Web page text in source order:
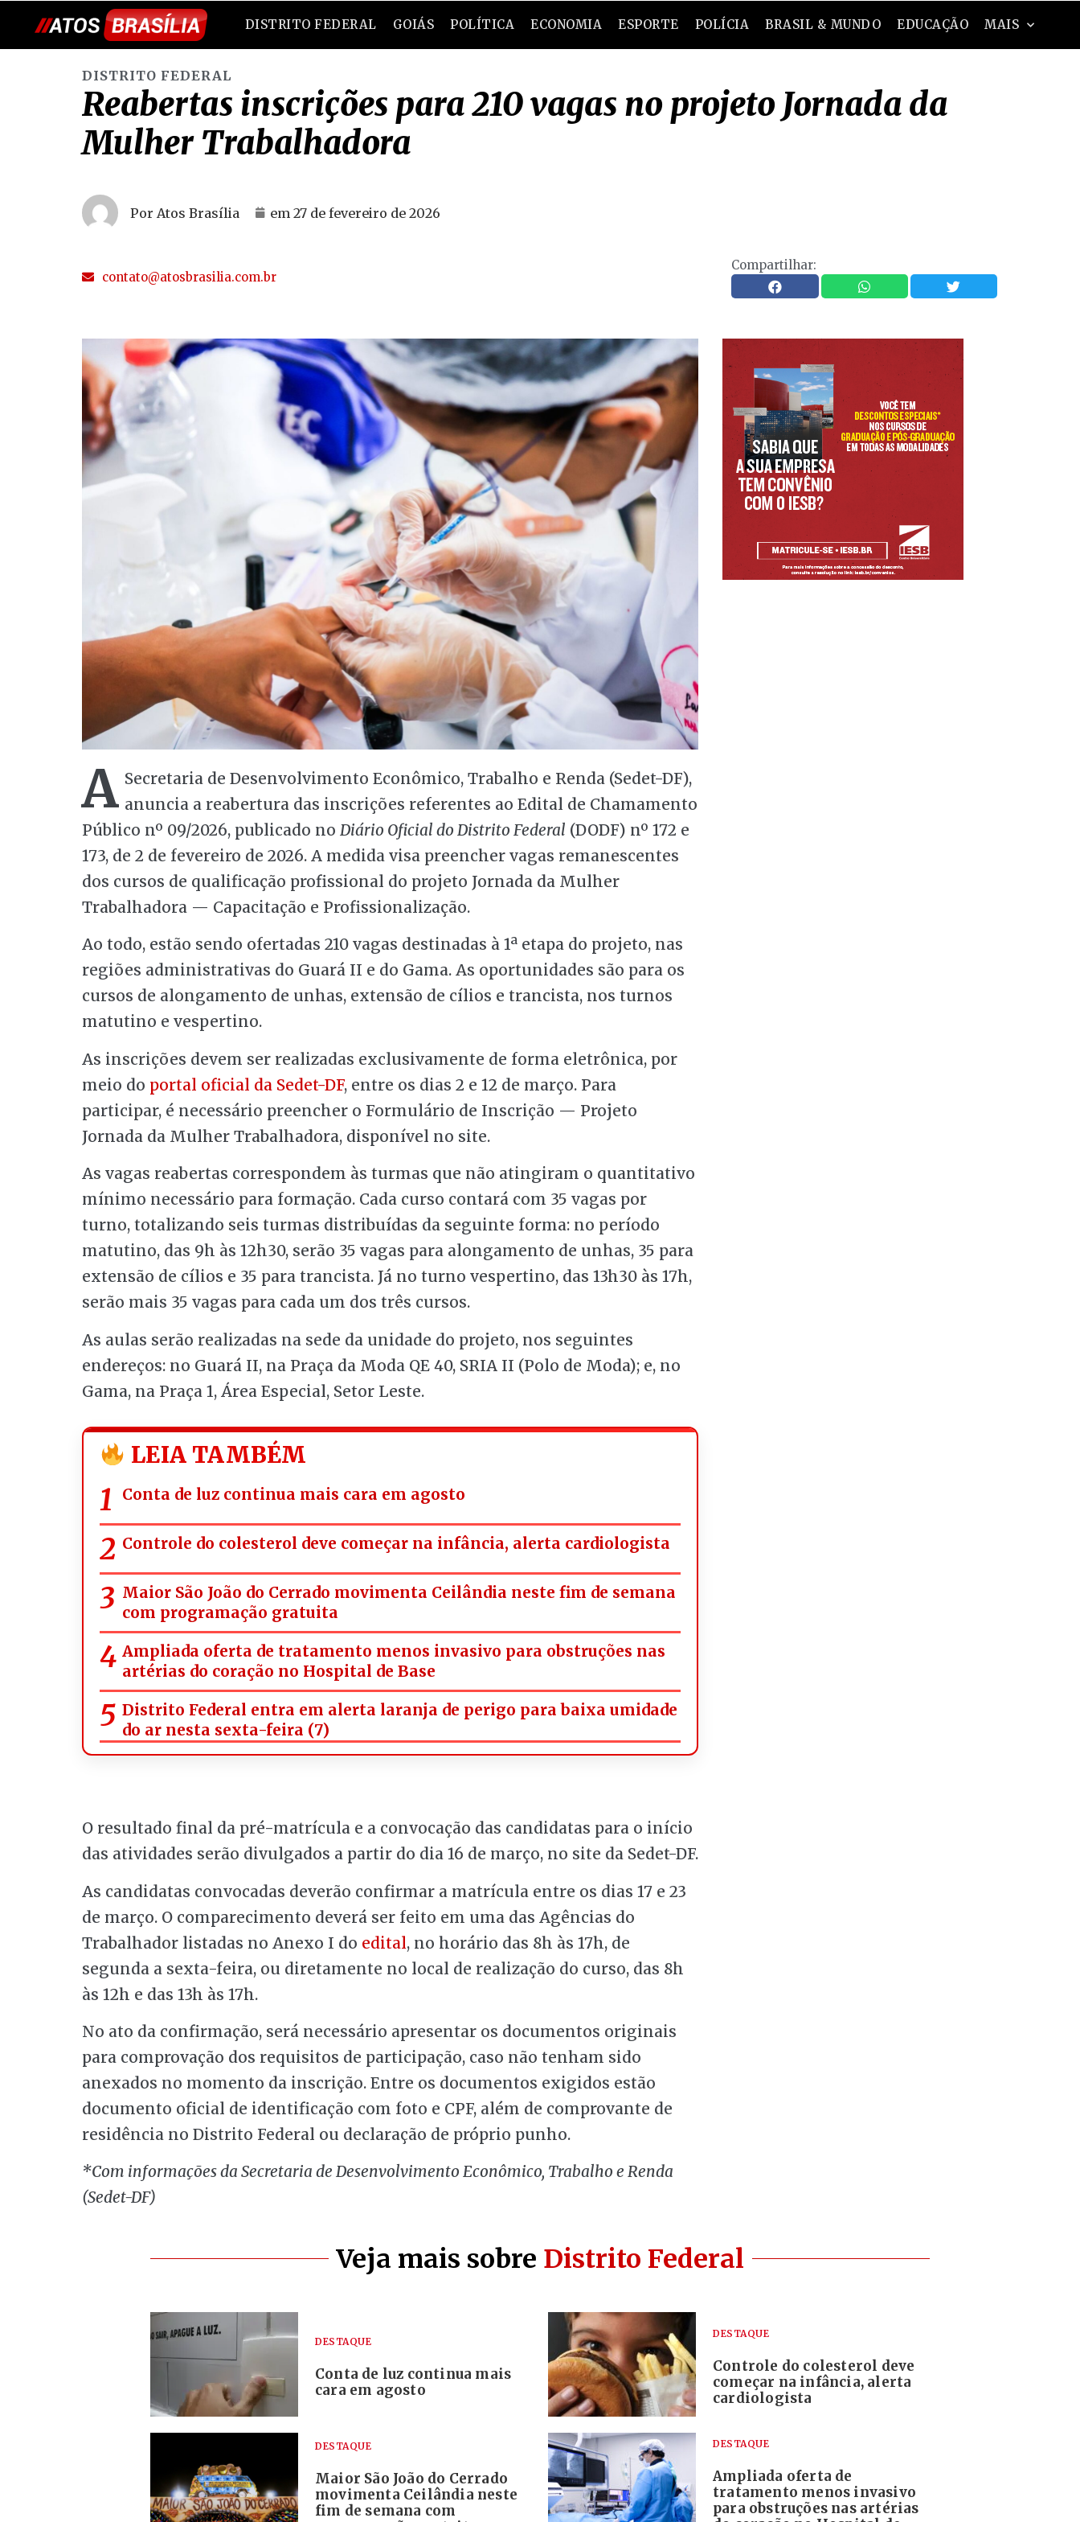
DISTRITO FEDERAL GOIÁS POLÍTICA ECONOMIA ESPORTE POLÍCIA BRASIL & MUNDO EDUCAÇÃO MAIS
DISTRITO FEDERAL
Reabertas inscrições para 210 vagas no projeto Jornada da
Mulher Trabalhadora
Por Atos Brasília em 27 de fevereiro de 2026
contato@atosbrasilia.com.br
Compartilhar:
A Secretaria de Desenvolvimento Econômico, Trabalho e Renda (Sedet-DF),
anuncia a reabertura das inscrições referentes ao Edital de Chamamento
Público nº 09/2026, publicado no Diário Oficial do Distrito Federal (DODF) nº 172 e
173, de 2 de fevereiro de 2026. A medida visa preencher vagas remanescentes
dos cursos de qualificação profissional do projeto Jornada da Mulher
Trabalhadora — Capacitação e Profissionalização.
Ao todo, estão sendo ofertadas 210 vagas destinadas à 1ª etapa do projeto, nas
regiões administrativas do Guará II e do Gama. As oportunidades são para os
cursos de alongamento de unhas, extensão de cílios e trancista, nos turnos
matutino e vespertino.
As inscrições devem ser realizadas exclusivamente de forma eletrônica, por
meio do portal oficial da Sedet-DF, entre os dias 2 e 12 de março. Para
participar, é necessário preencher o Formulário de Inscrição — Projeto
Jornada da Mulher Trabalhadora, disponível no site.
As vagas reabertas correspondem às turmas que não atingiram o quantitativo
mínimo necessário para formação. Cada curso contará com 35 vagas por
turno, totalizando seis turmas distribuídas da seguinte forma: no período
matutino, das 9h às 12h30, serão 35 vagas para alongamento de unhas, 35 para
extensão de cílios e 35 para trancista. Já no turno vespertino, das 13h30 às 17h,
serão mais 35 vagas para cada um dos três cursos.
As aulas serão realizadas na sede da unidade do projeto, nos seguintes
endereços: no Guará II, na Praça da Moda QE 40, SRIA II (Polo de Moda); e, no
Gama, na Praça 1, Área Especial, Setor Leste.
LEIA TAMBÉM
Conta de luz continua mais cara em agosto
Controle do colesterol deve começar na infância, alerta cardiologista
Maior São João do Cerrado movimenta Ceilândia neste fim de semana
com programação gratuita
Ampliada oferta de tratamento menos invasivo para obstruções nas
artérias do coração no Hospital de Base
Distrito Federal entra em alerta laranja de perigo para baixa umidade
do ar nesta sexta-feira (7)
O resultado final da pré-matrícula e a convocação das candidatas para o início
das atividades serão divulgados a partir do dia 16 de março, no site da Sedet-DF.
As candidatas convocadas deverão confirmar a matrícula entre os dias 17 e 23
de março. O comparecimento deverá ser feito em uma das Agências do
Trabalhador listadas no Anexo I do edital, no horário das 8h às 17h, de
segunda a sexta-feira, ou diretamente no local de realização do curso, das 8h
às 12h e das 13h às 17h.
No ato da confirmação, será necessário apresentar os documentos originais
para comprovação dos requisitos de participação, caso não tenham sido
anexados no momento da inscrição. Entre os documentos exigidos estão
documento oficial de identificação com foto e CPF, além de comprovante de
residência no Distrito Federal ou declaração de próprio punho.
*Com informações da Secretaria de Desenvolvimento Econômico, Trabalho e Renda
(Sedet-DF)
Veja mais sobre Distrito Federal
DESTAQUE
Conta de luz continua mais
cara em agosto
DESTAQUE
Controle do colesterol deve
começar na infância, alerta
cardiologista
DESTAQUE
Maior São João do Cerrado
movimenta Ceilândia neste
fim de semana com
DESTAQUE
Ampliada oferta de
tratamento menos invasivo
para obstruções nas artérias